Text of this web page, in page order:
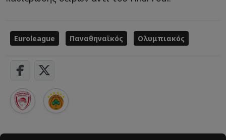
Euroleague Παναθηναϊκός Ολυμπιακός